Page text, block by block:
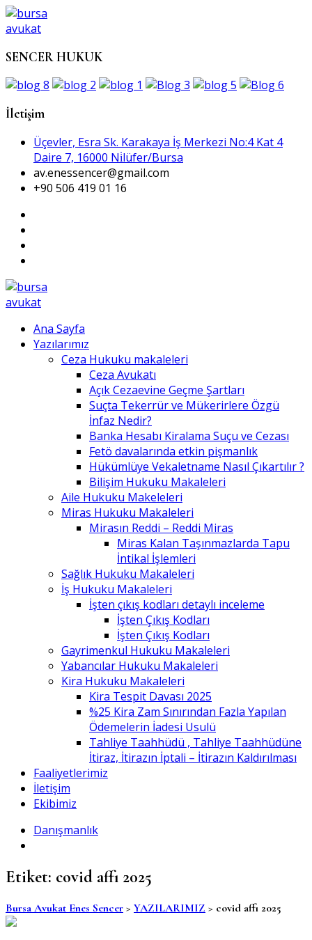
SENCER HUKUK
İletişim
Üçevler, Esra Sk. Karakaya İş Merkezi No:4 Kat 4
Daire 7, 16000 Ni̇lüfer/Bursa
av.enessencer@gmail.com
+90 506 419 01 16
Ana Sayfa
Yazılarımız
Ceza Hukuku makaleleri
Ceza Avukatı
Açık Cezaevine Geçme Şartları
Suçta Tekerrür ve Mükerirlere Özgü
İnfaz Nedir?
Banka Hesabı Kiralama Suçu ve Cezası
Fetö davalarında etkin pişmanlık
Hükümlüye Vekaletname Nasıl Çıkartılır ?
Bilişim Hukuku Makaleleri
Aile Hukuku Makeleleri
Miras Hukuku Makaleleri
Mirasın Reddi – Reddi Miras
Miras Kalan Taşınmazlarda Tapu
İntikal İşlemleri
Sağlık Hukuku Makaleleri
İş Hukuku Makaleleri
İşten çıkış kodları detaylı inceleme
İşten Çıkış Kodları
İşten Çıkış Kodları
Gayrimenkul Hukuku Makaleleri
Yabancılar Hukuku Makaleleri
Kira Hukuku Makaleleri
Kira Tespit Davası 2025
%25 Kira Zam Sınırından Fazla Yapılan
Ödemelerin İadesi Usulü
Tahliye Taahhüdü , Tahliye Taahhüdüne
İtiraz, İtirazın İptali – İtirazın Kaldırılması
Faaliyetlerimiz
İletişim
Ekibimiz
Danışmanlık
Etiket: covid affı 2025
Bursa Avukat Enes Sencer > YAZILARIMIZ > covid affı 2025